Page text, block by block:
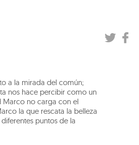
a la mirada del común;
nos hace percibir como un
Marco no carga con el
la que rescata la belleza
puntos de la